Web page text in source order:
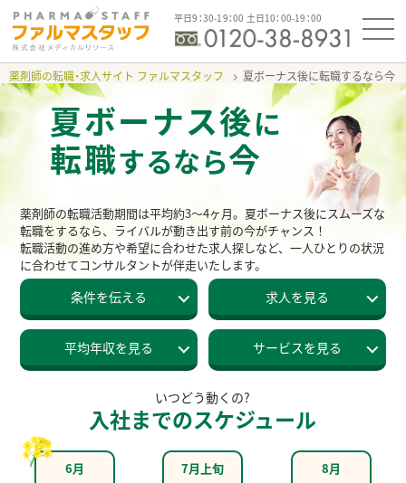
平日9：30-19：00 土日10：00-19：00
薬剤師の転職・求人サイト ファルマスタッフ 夏ボーナス後に転職するなら今
夏ボーナス後に
転職するなら今
薬剤師の転職活動期間は平均約3～4ヶ月。夏ボーナス後にスムーズな
転職をするなら、ライバルが動き出す前の今がチャンス！
転職活動の進め方や希望に合わせた求人探しなど、一人ひとりの状況
に合わせてコンサルタントが伴走いたします。
条件を伝える 求人を見る
平均年収を見る サービスを見る
いつどう動くの?
入社までのスケジュール
6月 7月上旬 8月